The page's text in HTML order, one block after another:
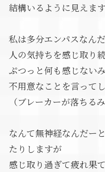
結構いるように見えます
私は多分エンパスなんだ
人の気持ちを感じ取り
ぷつっと何も感じない
不用意なことを言って
（ブレーカーが落ちる
なんて無神経なんだー
たりしますが
感じ取り過ぎて疲れ果